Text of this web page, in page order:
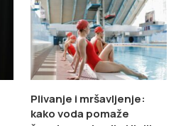
Plivanje i mršavljenje:
kako voda pomaže